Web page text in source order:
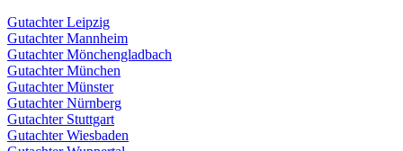
Gutachter Leipzig
Gutachter Mannheim
Gutachter Mönchengladbach
Gutachter München
Gutachter Münster
Gutachter Nürnberg
Gutachter Stuttgart
Gutachter Wiesbaden